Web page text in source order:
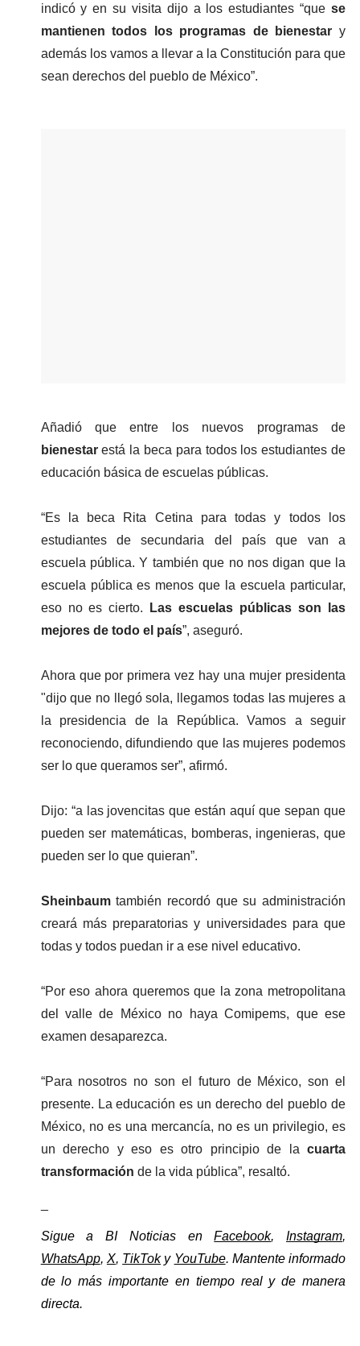
indicó y en su visita dijo a los estudiantes “que se
mantienen todos los programas de bienestar y
además los vamos a llevar a la Constitución para que
sean derechos del pueblo de México”.
Añadió que entre los nuevos programas de
bienestar está la beca para todos los estudiantes de
educación básica de escuelas públicas.
“Es la beca Rita Cetina para todas y todos los
estudiantes de secundaria del país que van a
escuela pública. Y también que no nos digan que la
escuela pública es menos que la escuela particular,
eso no es cierto. Las escuelas públicas son las
mejores de todo el país”, aseguró.
Ahora que por primera vez hay una mujer presidenta
"dijo que no llegó sola, llegamos todas las mujeres a
la presidencia de la República. Vamos a seguir
reconociendo, difundiendo que las mujeres podemos
ser lo que queramos ser”, afirmó.
Dijo: “a las jovencitas que están aquí que sepan que
pueden ser matemáticas, bomberas, ingenieras, que
pueden ser lo que quieran”.
Sheinbaum también recordó que su administración
creará más preparatorias y universidades para que
todas y todos puedan ir a ese nivel educativo.
“Por eso ahora queremos que la zona metropolitana
del valle de México no haya Comipems, que ese
examen desaparezca.
“Para nosotros no son el futuro de México, son el
presente. La educación es un derecho del pueblo de
México, no es una mercancía, no es un privilegio, es
un derecho y eso es otro principio de la cuarta
transformación de la vida pública”, resaltó.
Sigue a BI Noticias en Facebook, Instagram,
WhatsApp, X, TikTok y YouTube. Mantente informado
de lo más importante en tiempo real y de manera
directa.